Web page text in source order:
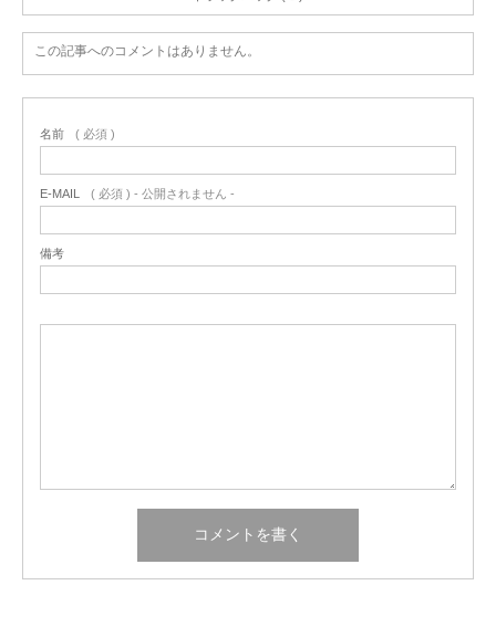
この記事へのコメントはありません。
名前 ( 必須 )
E-MAIL ( 必須 ) - 公開されません -
備考